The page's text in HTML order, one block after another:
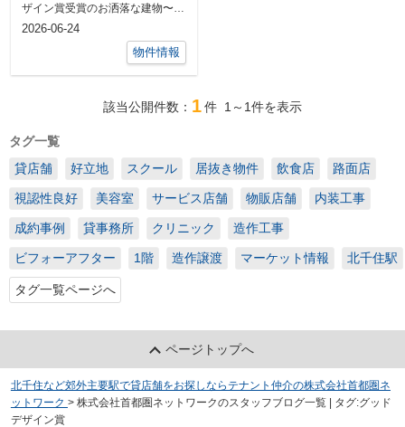
ザイン賞受賞のお洒落な建物〜
『東急百貨店』至近の『公園通
2026-06-24
物件情報
該当公開件数： 1件 1～1件を表示
タグ一覧
貸店舗
好立地 スクール 居抜き物件 飲食店 路面店
視認性良好 美容室 サービス店舗 物販店舗 内装工事
成約事例 貸事務所 クリニック 造作工事
ビフォーアフター 1階 造作譲渡 マーケット情報 北千住駅
タグ一覧ページへ
ページトップへ
北千住など郊外主要駅で貸店舗をお探しならテナント仲介の株式会社首都圏ネ
ットワーク > 株式会社首都圏ネットワークのスタッフブログ一覧 | タグ:グッド
デザイン賞